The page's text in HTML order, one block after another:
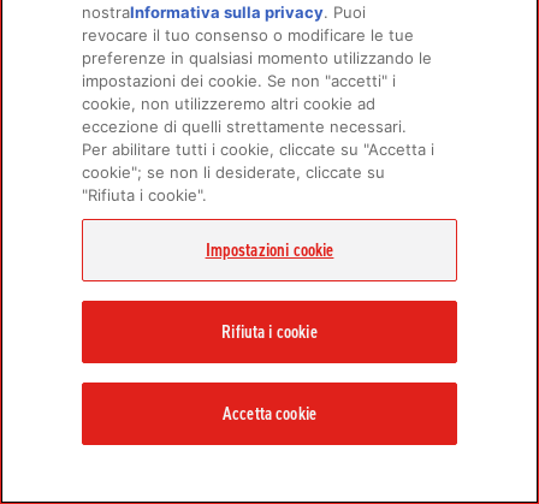
PRODOTTI
Per gatti
SCOPRI DI PIÙ
Chi siamo
FAQ
LINK CORRELATI
Informativa sulla privacy
new tab)
nostraInformativa sulla privacy(opens in a new
tab)
. Puoi
revocare il tuo consenso o modificare le tue
preferenze in qualsiasi momento utilizzando le
impostazioni dei cookie. Se non "accetti" i
cookie, non utilizzeremo altri cookie ad
eccezione di quelli strettamente necessari.
Per abilitare tutti i cookie, cliccate su "Accetta i
cookie"; se non li desiderate, cliccate su
"Rifiuta i cookie".
Impostazioni cookie
Rifiuta i cookie
Accetta cookie